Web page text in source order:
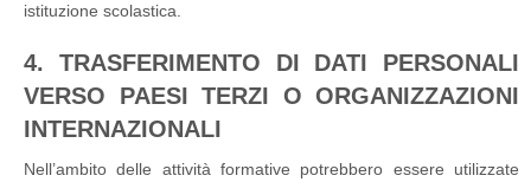
istituzione scolastica.
4. TRASFERIMENTO DI DATI PERSONALI
VERSO PAESI TERZI O ORGANIZZAZIONI
INTERNAZIONALI
Nell’ambito delle attività formative potrebbero essere utilizzate